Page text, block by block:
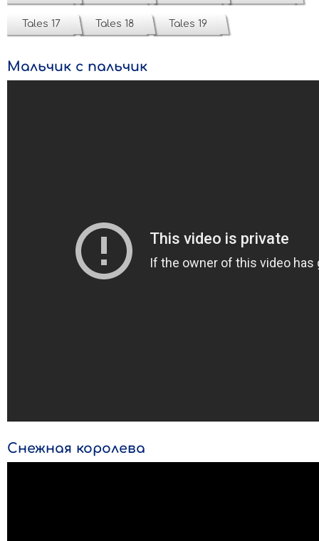
Tales 17 Tales 18 Tales 19
Мальчик с пальчик
Снежная королева